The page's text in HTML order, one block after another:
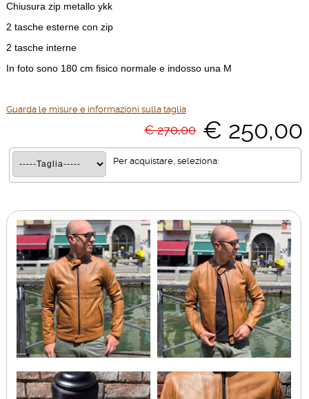
Chiusura zip metallo ykk
2 tasche esterne con zip
2 tasche interne
In foto sono 180 cm fisico normale e indosso una M
Guarda le misure e informazioni sulla taglia
€ 270,00 € 250,00
Per acquistare, seleziona: